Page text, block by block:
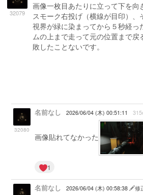
32079
画像一枚目あたりに立って下を向
スモーク右投げ（横線が目印）、
視界が緑に染まってから５秒経っ
ムの上まで走って元の位置まで戻
敗したことないです。
32080
名前なし 2026/06/04 (木) 00:51:11
画像貼れてなかった
1
名前なし 2026/06/04 (木) 00:58:38 修